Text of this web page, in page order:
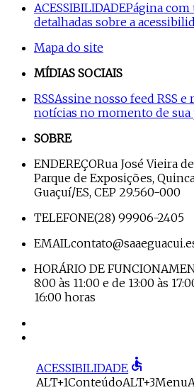
ACESSIBILIDADEPágina com
detalhadas sobre a
Mapa do site
MÍDIAS SOCIAIS
RSSAssine nosso feed RSS e
notícias no momento de sua
SOBRE
ENDEREÇORua José Vieira
Parque de Exposições,
Guaçuí/ES, CEP 29.560-000
TELEFONE(28) 99906-2405
EMAIL
HORÁRIO DE
8:00 às 11:00 e de 13:00 às
16:00 horas
ACESSIBILIDADE accessible
ALT+1ConteúdoALT+3Menu